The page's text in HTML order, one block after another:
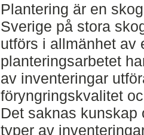
Plantering är en
Sverige på stora
utförs i allmänhet av
planteringsarbetet
av inventeringar
föryngringskvalitet
Det saknas kunskap
typer av